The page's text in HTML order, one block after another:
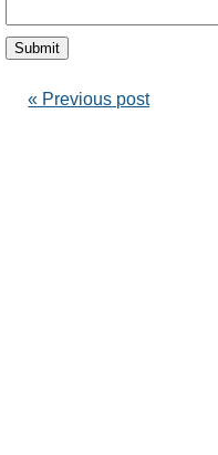
« Previous post